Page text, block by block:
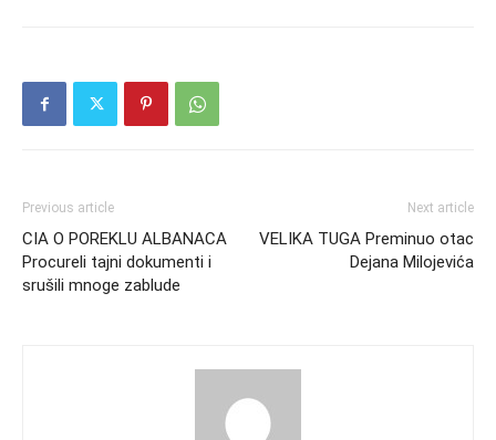
Previous article
CIA O POREKLU ALBANACA
Procureli tajni dokumenti i
srušili mnoge zablude
Next article
VELIKA TUGA Preminuo otac
Dejana Milojevića